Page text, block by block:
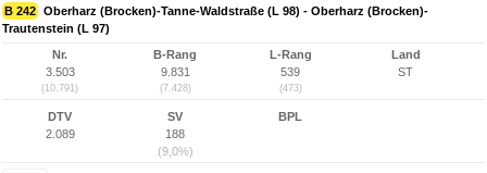
B 242 Oberharz (Brocken)-Tanne-Waldstraße (L 98) - Oberharz (Brocken)-
Trautenstein (L 97)
Nr.
3.503
(10.791)
B-Rang
9.831
(7.428)
L-Rang
539
(473)
Land
ST
DTV
2.089
SV
188
(9,0%)
BPL